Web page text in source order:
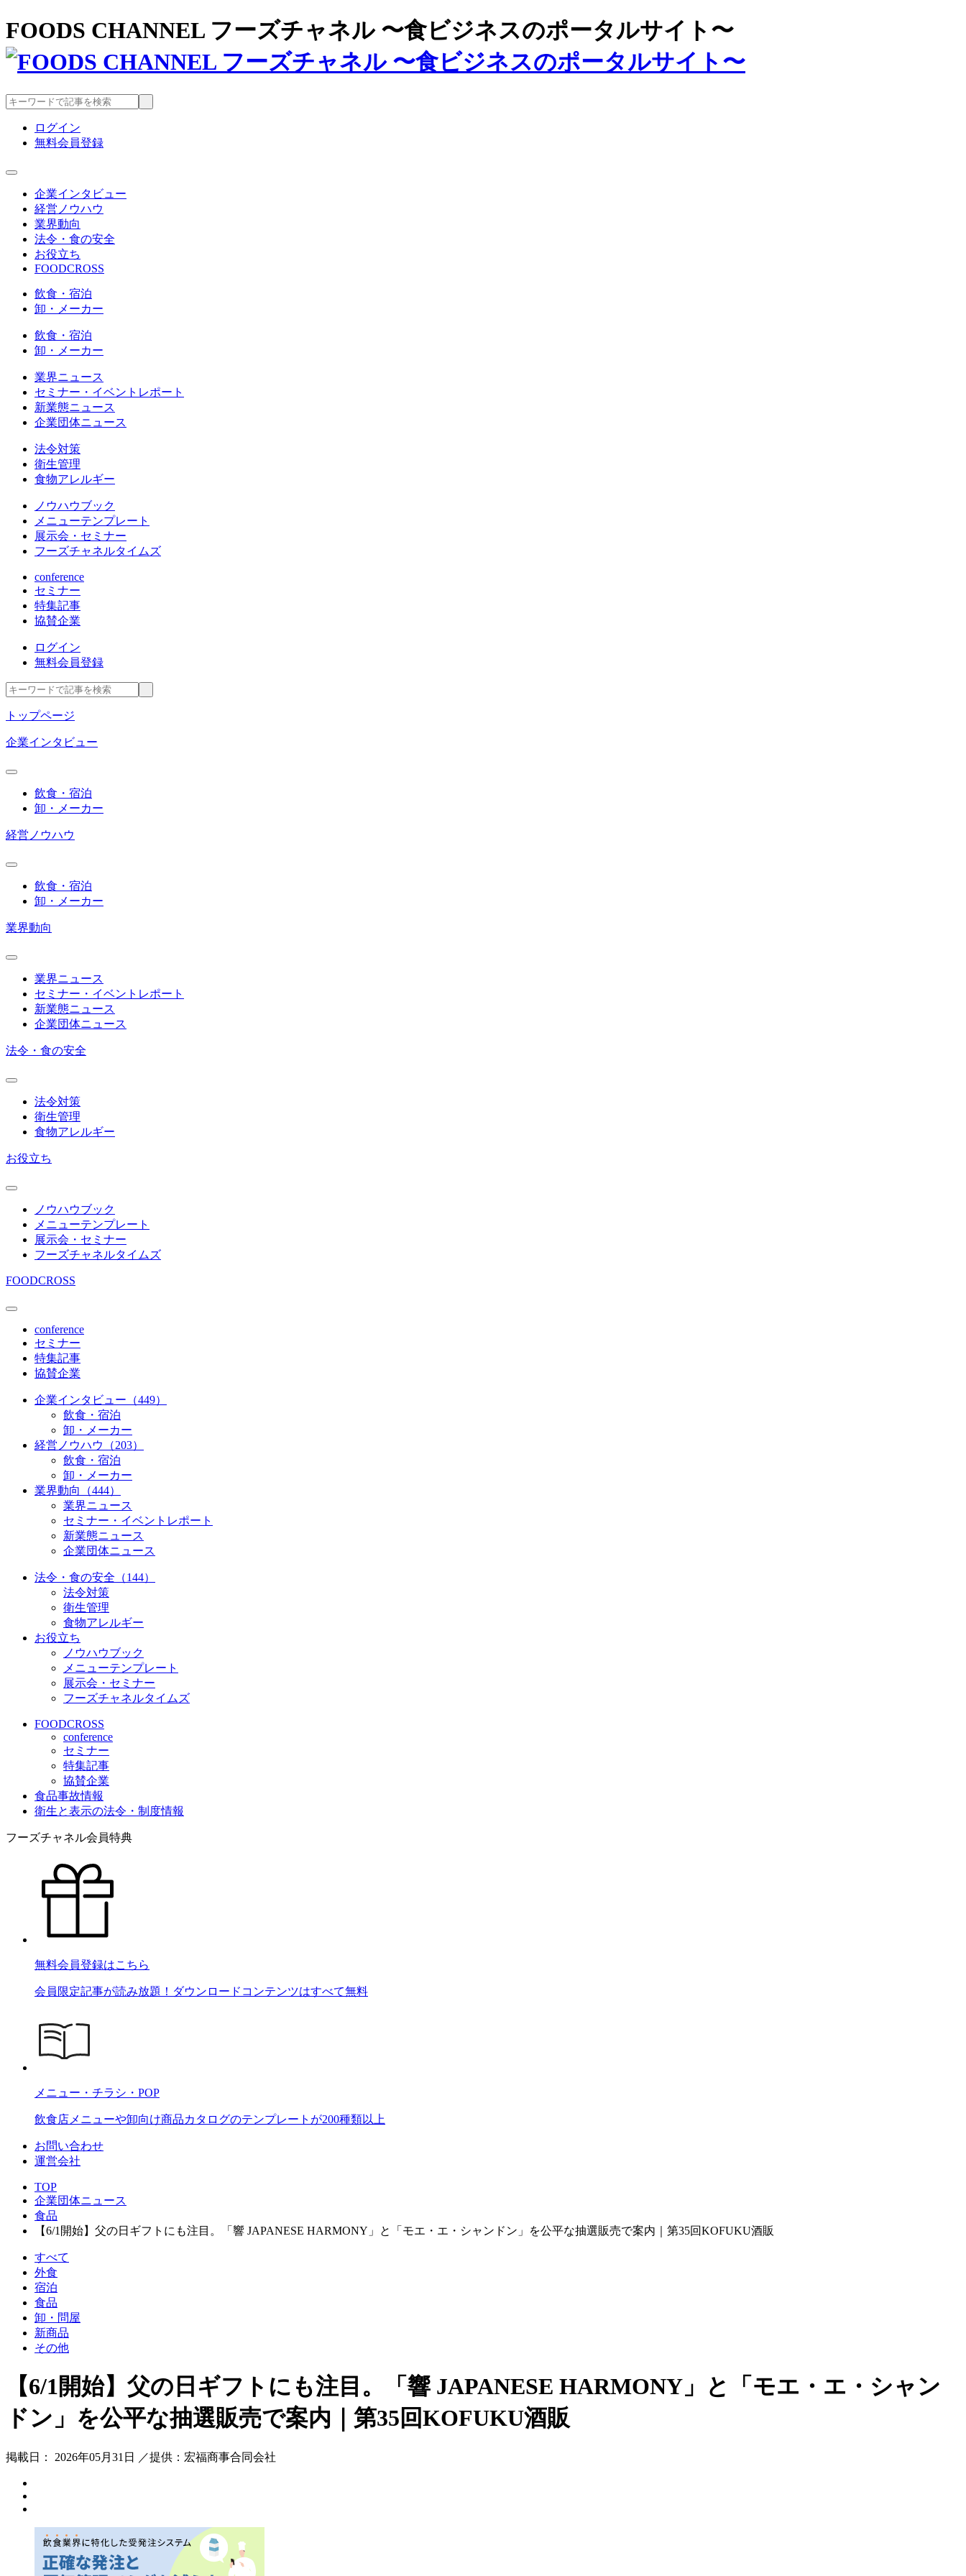
FOODS CHANNEL フーズチャネル 〜食ビジネスのポータルサイト〜
ログイン
無料会員登録
企業インタビュー
経営ノウハウ
業界動向
法令・食の安全
お役立ち
FOODCROSS
飲食・宿泊
卸・メーカー
飲食・宿泊
卸・メーカー
業界ニュース
セミナー・イベントレポート
新業態ニュース
企業団体ニュース
法令対策
衛生管理
食物アレルギー
ノウハウブック
メニューテンプレート
展示会・セミナー
フーズチャネルタイムズ
conference
セミナー
特集記事
協賛企業
ログイン
無料会員登録
トップページ
企業インタビュー
飲食・宿泊
卸・メーカー
経営ノウハウ
飲食・宿泊
卸・メーカー
業界動向
業界ニュース
セミナー・イベントレポート
新業態ニュース
企業団体ニュース
法令・食の安全
法令対策
衛生管理
食物アレルギー
お役立ち
ノウハウブック
メニューテンプレート
展示会・セミナー
フーズチャネルタイムズ
FOODCROSS
conference
セミナー
特集記事
協賛企業
企業インタビュー（449）
飲食・宿泊
卸・メーカー
経営ノウハウ（203）
飲食・宿泊
卸・メーカー
業界動向（444）
業界ニュース
セミナー・イベントレポート
新業態ニュース
企業団体ニュース
法令・食の安全（144）
法令対策
衛生管理
食物アレルギー
お役立ち
ノウハウブック
メニューテンプレート
展示会・セミナー
フーズチャネルタイムズ
FOODCROSS
conference
セミナー
特集記事
協賛企業
食品事故情報
衛生と表示の法令・制度情報
フーズチャネル会員特典
無料会員登録はこちら
会員限定記事が読み放題！ダウンロードコンテンツはすべて無料
メニュー・チラシ・POP
飲食店メニューや卸向け商品カタログのテンプレートが200種類以上
お問い合わせ
運営会社
TOP
企業団体ニュース
食品
【6/1開始】父の日ギフトにも注目。「響 JAPANESE HARMONY」と「モエ・エ・シャンドン」を公平な抽選販売で案内｜第35回KOFUKU酒販
すべて
外食
宿泊
食品
卸・問屋
新商品
その他
【6/1開始】父の日ギフトにも注目。「響 JAPANESE HARMONY」と「モエ・エ・シャン
ドン」を公平な抽選販売で案内｜第35回KOFUKU酒販
掲載日： 2026年05月31日 ／提供：宏福商事合同会社